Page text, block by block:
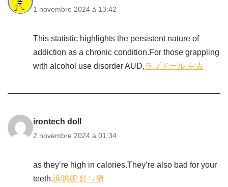
1 novembre 2024 à 13:42
This statistic highlights the persistent nature of
addiction as a chronic condition.For those grappling
with alcohol use disorder AUD,ラブドール 中古
irontech doll
2 novembre 2024 à 01:34
as they’re high in calories.They’re also bad for your
teeth.浜哄舰 銈ㄣ儹